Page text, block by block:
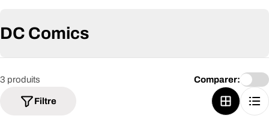
C
l
DC Comics
3 produits
Filtre
Comparer: